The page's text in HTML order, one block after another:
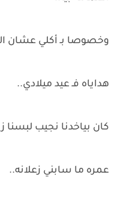
وخصوصا بـ أكلي عشان
هداياه فـ عيد ميلادي..
كان بياخدنا نجيب
عمره ما سابني زعلانه..